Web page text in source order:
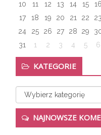
10
11 12 13 14 15
16
17
18 19 20 21 22
23
24
25 26 27 28 29
31
1 2 3 4 5 6
KATEGORIE
Kategorie
NAJNOWSZE